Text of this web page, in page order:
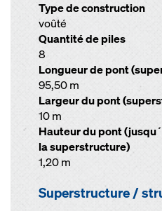
Type de construction
voûté
Quantité de piles
8
Longueur de pont
95,50 m
Largeur du pont
10 m
Hauteur du pont
la superstructure)
1,20 m
Superstructure /